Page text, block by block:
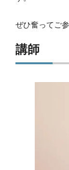
ぜひ奮ってご
講師